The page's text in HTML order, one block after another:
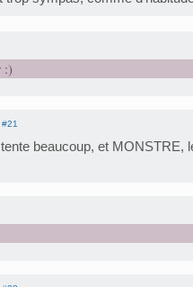
:)
#21
beaucoup, et MONSTRE,